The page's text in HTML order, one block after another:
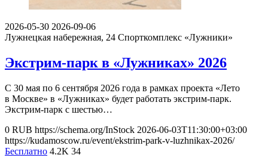
2026-05-30 2026-09-06
Лужнецкая набережная, 24 Спорткомплекс «Лужники»
Экстрим-парк в «Лужниках» 2026
С 30 мая по 6 сентября 2026 года в рамках проекта «Лето
в Москве» в «Лужниках» будет работать экстрим-парк.
Экстрим-парк с шестью…
0 RUB https://schema.org/InStock 2026-06-03T11:30:00+03:00
https://kudamoscow.ru/event/ekstrim-park-v-luzhnikax-2026/
Бесплатно 4.2K 34